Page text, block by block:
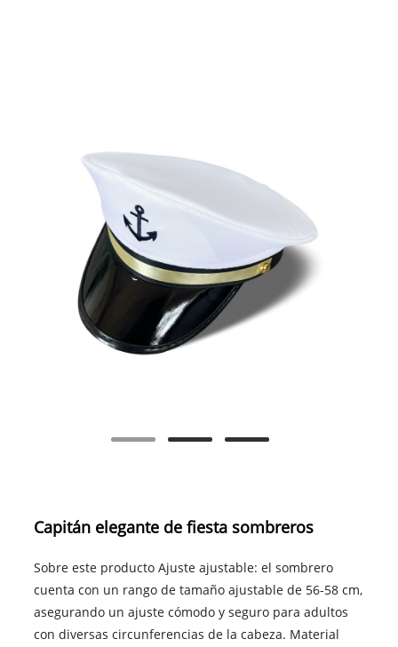
Capitán elegante de fiesta sombreros
Sobre este producto Ajuste ajustable: el sombrero
cuenta con un rango de tamaño ajustable de 56-58 cm,
asegurando un ajuste cómodo y seguro para adultos
con diversas circunferencias de la cabeza. Material